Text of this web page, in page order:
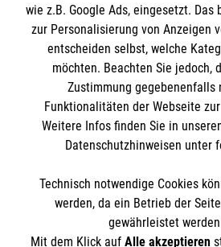
Internationale Kurskonzepte
Kontakt
Datenschutz
AGB
Malteser online
Malteserorden
Malteser Jugend
Mediathek
Soziale Netzwerke
wie z.B. Google Ads, eingesetzt. Das
zur Personalisierung von Anzeigen
entscheiden selbst, welche
möchten. Beachten Sie jedoch,
Zustimmung gegebenenfalls
Funktionalitäten der Webseite
Weitere Infos finden Sie in
Datenschutzhinweisen unter
Technisch notwendige Cookies
werden, da ein Betrieb der
gewährleistet
Mit dem Klick auf Alle akzeptieren